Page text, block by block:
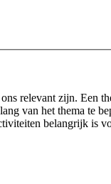
relevant zijn. Een
van het thema te
belangrijk is